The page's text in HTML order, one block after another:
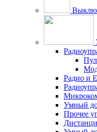
Радио и
Умный
Прочее